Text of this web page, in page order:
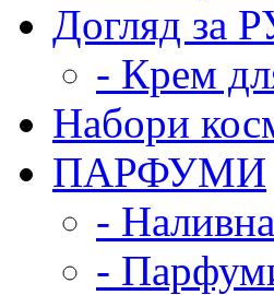
Догляд за
- Крем
Набори
ПАРФУМИ
-
-